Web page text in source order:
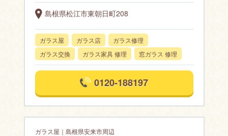
島根県松江市東朝日町208
ガラス屋 ガラス店
ガラス修理
ガラス交換
ガラス家具 修理 窓ガラス 修理
0120-188197
ガラス屋｜島根県安来市周辺